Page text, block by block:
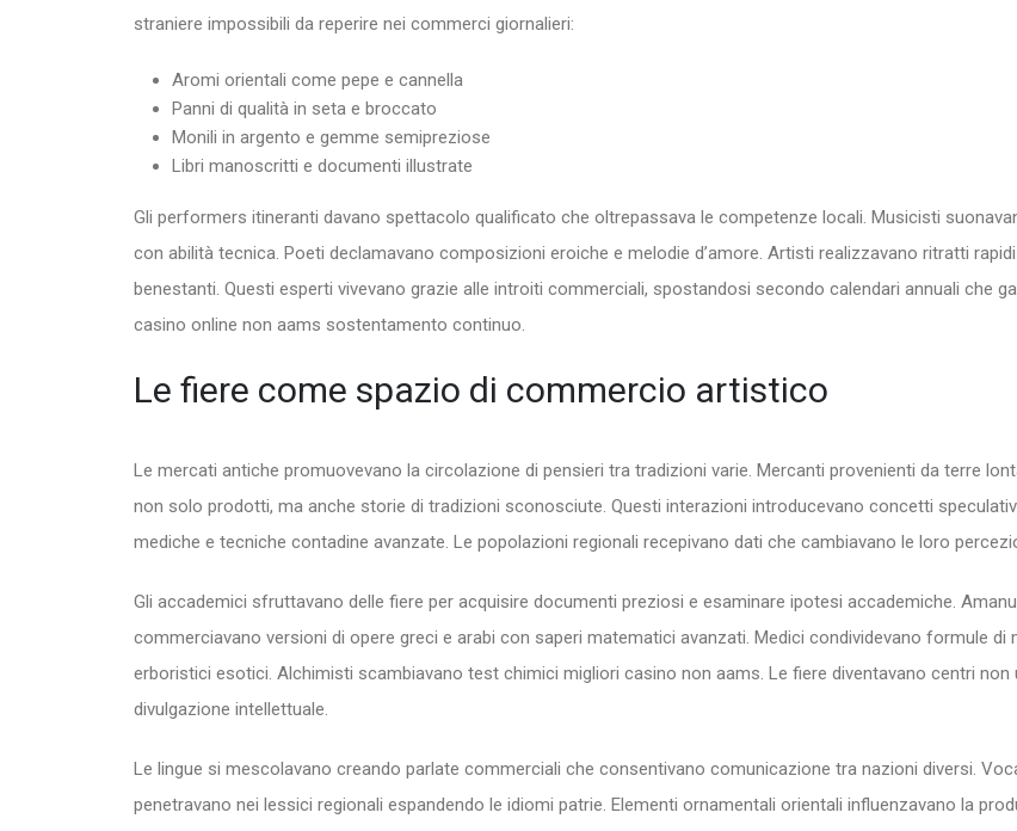
straniere impossibili da reperire nei commerci giornalieri:
Aromi orientali come pepe e cannella
Panni di qualità in seta e broccato
Monili in argento e gemme semipreziose
Libri manoscritti e documenti illustrate
Gli performers itineranti davano spettacolo qualificato che oltrepassava le competenze locali. Musicisti
con abilità tecnica. Poeti declamavano composizioni eroiche e melodie d’amore. Artisti realizzavano ritratti
benestanti. Questi esperti vivevano grazie alle introiti commerciali, spostandosi secondo calendari annuali che
casino online non aams sostentamento continuo.
Le fiere come spazio di commercio artistico
Le mercati antiche promuovevano la circolazione di pensieri tra tradizioni varie. Mercanti provenienti da terre
non solo prodotti, ma anche storie di tradizioni sconosciute. Questi interazioni introducevano concetti
mediche e tecniche contadine avanzate. Le popolazioni regionali recepivano dati che cambiavano le loro
Gli accademici sfruttavano delle fiere per acquisire documenti preziosi e esaminare ipotesi accademiche.
commerciavano versioni di opere greci e arabi con saperi matematici avanzati. Medici condividevano formule di
erboristici esotici. Alchimisti scambiavano test chimici migliori casino non aams. Le fiere diventavano centri non
divulgazione intellettuale.
Le lingue si mescolavano creando parlate commerciali che consentivano comunicazione tra nazioni diversi.
penetravano nei lessici regionali espandendo le idiomi patrie. Elementi ornamentali orientali influenzavano la